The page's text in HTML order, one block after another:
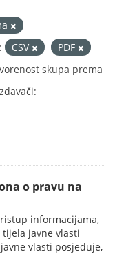
CSV
PDF
skupa prema
o pravu na
informacijama,
javne vlasti
vlasti posjeduje,